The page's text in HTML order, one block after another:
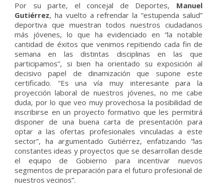
Por su parte, el concejal de Deportes, Manuel
Gutiérrez, ha vuelto a refrendar la “estupenda salud”
deportiva que muestran todos nuestros ciudadanos
más jóvenes, lo que ha evidenciado en “la notable
cantidad de éxitos que venimos repitiendo cada fin de
semana en las distintas disciplinas en las que
participamos”, si bien ha orientado su exposición al
decisivo papel de dinamización que supone este
certificado. “Es una vía muy interesante para la
proyección laboral de nuestros jóvenes, no me cabe
duda, por lo que veo muy provechosa la posibilidad de
inscribirse en un proyecto formativo que les permitirá
disponer de una buena carta de presentación para
optar a las ofertas profesionales vinculadas a este
sector”, ha argumentado Gutiérrez, enfatizando “las
constantes ideas y proyectos que se desarrollan desde
el equipo de Gobierno para incentivar nuevos
segmentos de preparación para el futuro profesional de
nuestros vecinos”.